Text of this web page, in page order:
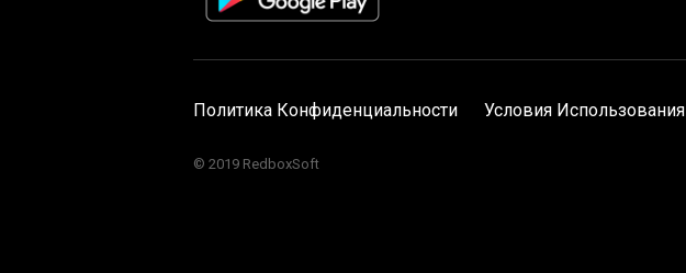
Политика Конфиденциальности Условия Использования
© 2019 RedboxSoft